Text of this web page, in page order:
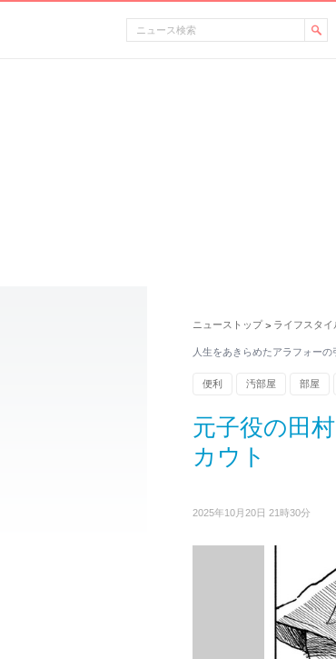
ニューストップ > ライフスタイ
人生をあきらめたアラフォー
便利 汚部屋 部屋
元子役の田
カウト
2025年10月20日 21時30分